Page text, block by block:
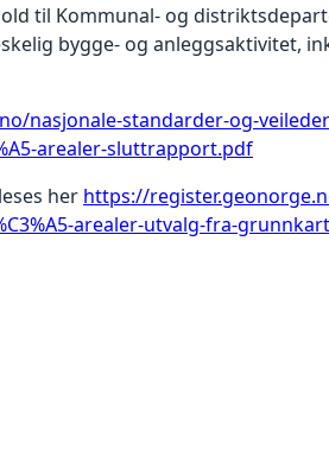
til Kommunal- og
bygge- og anleggsaktivitet,
nasjonale-standarder-og-
arealer-sluttrapport.pdf
her https://
arealer-utvalg-fra-